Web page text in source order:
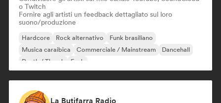
o Twitch
Fornire agli artisti un feedback dettagliato sul loro
suono/produzione
Hardcore Rock alternativo
Funk brasiliano
Musica caraibica
Commerciale / Mainstream
Dancehall
Death / Thrash
Funk
La Butifarra Radio